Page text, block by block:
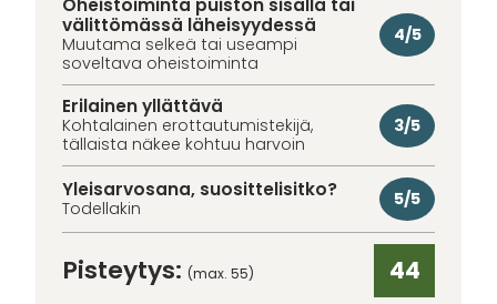
Oheistoiminta puiston sisällä tai
välittömässä läheisyydessä
Muutama selkeä tai useampi
soveltava oheistoiminta
4/5
Erilainen yllättävä
Kohtalainen erottautumistekijä,
tällaista näkee kohtuu harvoin
3/5
Yleisarvosana, suosittelisitko?
Todellakin 5/5
Pisteytys: (max. 55) 44